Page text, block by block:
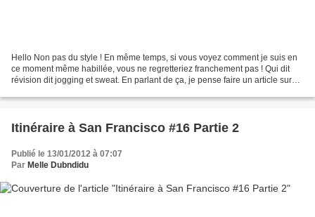
Hello Non pas du style ! En même temps, si vous voyez comment je suis en
ce moment même habillée, vous ne regretteriez franchement pas ! Qui dit
révision dit jogging et sweat. En parlant de ça, je pense faire un article sur
Itinéraire à San Francisco #16 Partie 2
Publié le 13/01/2012 à 07:07
Par Melle Dubndidu